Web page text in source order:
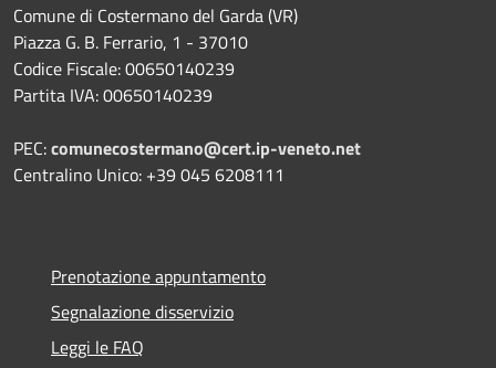
Comune di Costermano del Garda (VR)
Piazza G. B. Ferrario, 1 - 37010
Codice Fiscale: 00650140239
Partita IVA: 00650140239
PEC:comunecostermano@cert.ip-veneto.net
Centralino Unico: +39 045 6208111
Prenotazione appuntamento
Segnalazione disservizio
Leggi le FAQ